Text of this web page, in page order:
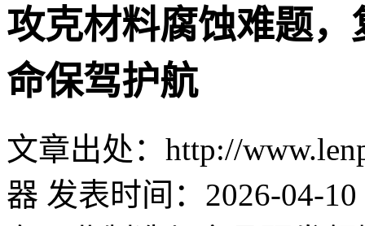
攻克材料腐蚀难题
命保驾护航
文章出处：http://
器 发表时间：2026-04-10